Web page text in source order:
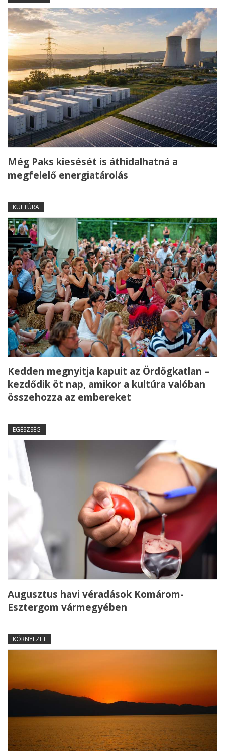
Még Paks kiesését is áthidalhatná a
megfelelő energiatárolás
KULTÚRA
Kedden megnyitja kapuit az Ördögkatlan –
kezdődik öt nap, amikor a kultúra valóban
összehozza az embereket
EGÉSZSÉG
Augusztus havi véradások Komárom-
Esztergom vármegyében
KÖRNYEZET